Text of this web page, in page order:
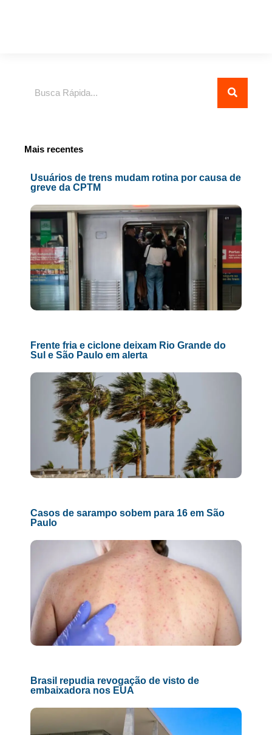
Mais recentes
Usuários de trens mudam rotina por causa de
greve da CPTM
Frente fria e ciclone deixam Rio Grande do
Sul e São Paulo em alerta
Casos de sarampo sobem para 16 em São
Paulo
Brasil repudia revogação de visto de
embaixadora nos EUA